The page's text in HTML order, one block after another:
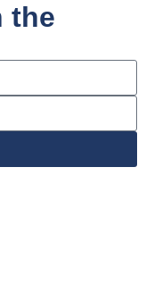
the